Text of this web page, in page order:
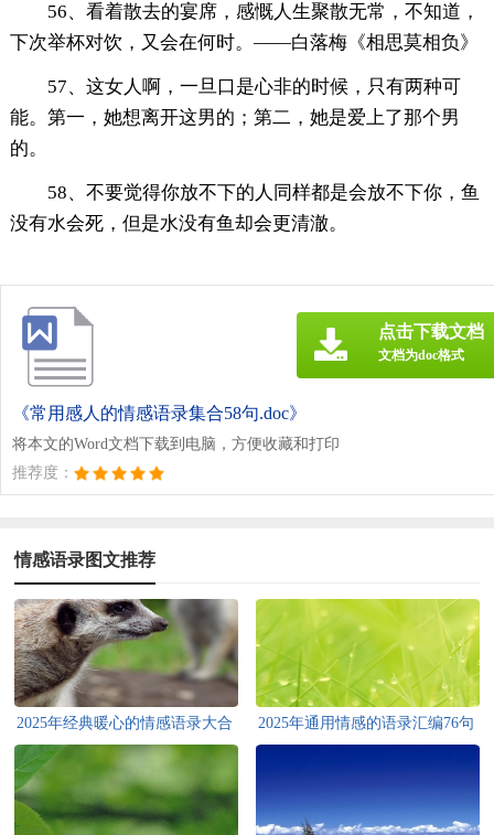
56、看着散去的宴席，感慨人生聚散无常，不知道，
下次举杯对饮，又会在何时。——白落梅《相思莫相负》
57、这女人啊，一旦口是心非的时候，只有两种可
能。第一，她想离开这男的；第二，她是爱上了那个男
的。
58、不要觉得你放不下的人同样都是会放不下你，鱼
没有水会死，但是水没有鱼却会更清澈。
《常用感人的情感语录集合58句.doc》
将本文的Word文档下载到电脑，方便收藏和打印
推荐度：
点击下载文档
文档为doc格式
情感语录图文推荐
2025年经典暖心的情感语录大合
集80句
2025年通用情感的语录汇编76句